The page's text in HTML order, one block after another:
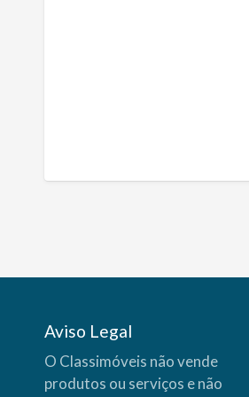
Aviso Legal
O Classimóveis não vende
produtos ou serviços e não